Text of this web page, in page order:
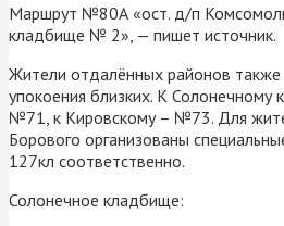
Маршрут №80А «ост. д/п
кладбище № 2», — пишет источник.
Жители отдалённых районов также
упокоения близких. К
№71, к Кировскому – №73. Для
Борового организованы
127кл соответственно.
Солонечное кладбище: